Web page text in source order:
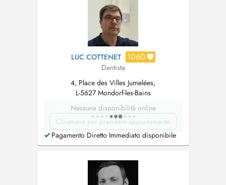
LUC COTTENET 1060
Dentista
4, Place des Villes Jumelées,
L-5627 Mondorf-les-Bains
Nessuna disponibilità online
Chiamare per prendere appuntamento
Pagamento Diretto Immediato disponibile